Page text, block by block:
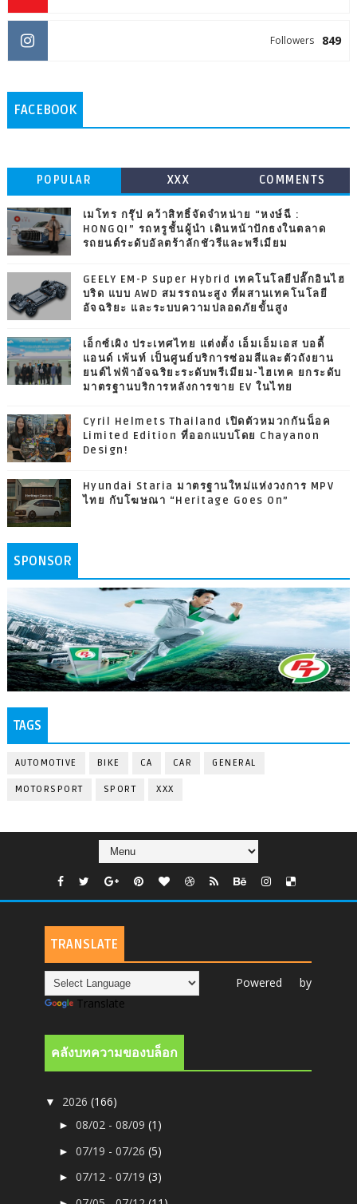
849
Followers
FACEBOOK
POPULAR XXX COMMENTS
เมโทร กรุ๊ป คว้าสิทธิ์จัดจำหน่าย “หงษ์ฉี :
HONGQI” รถหรูชั้นผู้นำ เดินหน้าปักธงในตลาด
รถยนต์ระดับอัลตร้าลักชัวรีและพรีเมียม
GEELY EM-P Super Hybrid เทคโนโลยีปลั๊กอินไฮ
บริด แบบ AWD สมรรถนะสูง ที่ผสานเทคโนโลยี
อัจฉริยะ และระบบความปลอดภัยขั้นสูง
เอ็กซ์เผิง ประเทศไทย แต่งตั้ง เอ็มเอ็มเอส บอดี้
แอนด์ เพ้นท์ เป็นศูนย์บริการซ่อมสีและตัวถังยาน
ยนต์ไฟฟ้าอัจฉริยะระดับพรีเมียม-ไฮเทค ยกระดับ
มาตรฐานบริการหลังการขาย EV ในไทย
Cyril Helmets Thailand เปิดตัวหมวกกันน็อค
Limited Edition ที่ออกแบบโดย Chayanon
Design!
Hyundai Staria มาตรฐานใหม่แห่งวงการ MPV
ไทย กับโฆษณา “Heritage Goes On”
SPONSOR
TAGS
AUTOMOTIVE BIKE CA CAR GENERAL
MOTORSPORT SPORT XXX
TRANSLATE
Powered by
Translate
คลังบทความของบล็อก
▼ 2026(166)
►08/02 - 08/09(1)
►07/19 - 07/26(5)
►07/12 - 07/19(3)